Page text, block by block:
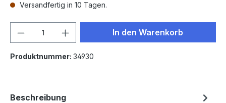
Versandfertig in 10 Tagen.
Produkt Anzahl: Gib denIn den Warenkorb
Produktnummer: 34930
Beschreibung